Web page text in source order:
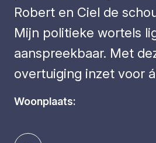
Robert en Ciel de
Mijn politieke wortels
aanspreekbaar. Met
overtuiging inzet voor
Woonplaats: